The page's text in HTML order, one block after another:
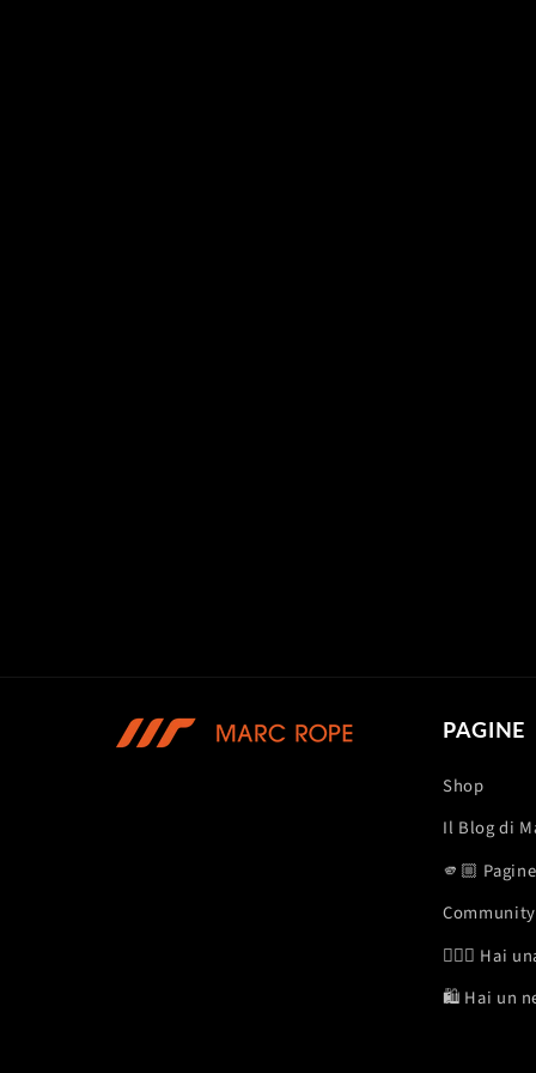
PAGINE
Shop
Il Blog di
🫵🏼
Community
🏋🏽‍♂️ Hai
🛍️ Hai un